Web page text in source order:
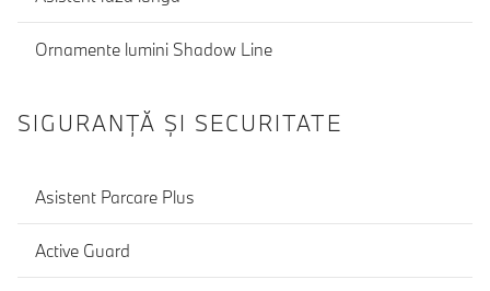
Ornamente lumini Shadow Line
SIGURANŢĂ ŞI SECURITATE
Asistent Parcare Plus
Active Guard